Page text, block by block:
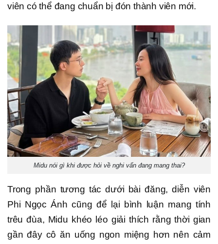
viên có thể đang chuẩn bị đón thành viên mới.
Midu nói gì khi được hỏi về nghi vấn đang mang thai?
Trong phần tương tác dưới bài đăng, diễn viên
Phi Ngọc Ánh cũng để lại bình luận mang tính
trêu đùa, Midu khéo léo giải thích rằng thời gian
gần đây cô ăn uống ngon miệng hơn nên cảm